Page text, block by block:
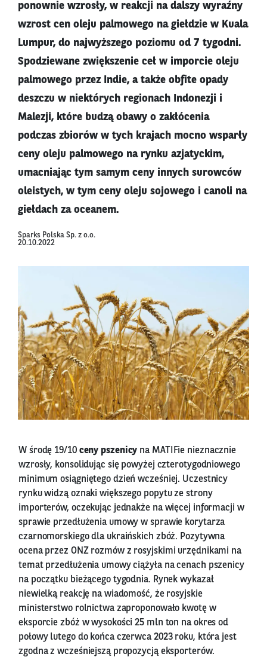
ponownie wzrosły, w reakcji na dalszy wyraźny
wzrost cen oleju palmowego na giełdzie w Kuala
Lumpur, do najwyższego poziomu od 7 tygodni.
Spodziewane zwiększenie ceł w imporcie oleju
palmowego przez Indie, a także obfite opady
deszczu w niektórych regionach Indonezji i
Malezji, które budzą obawy o zakłócenia
podczas zbiorów w tych krajach mocno wsparły
ceny oleju palmowego na rynku azjatyckim,
umacniając tym samym ceny innych surowców
oleistych, w tym ceny oleju sojowego i canoli na
giełdach za oceanem.
Sparks Polska Sp. z o.o.
20.10.2022
W środę 19/10 ceny pszenicy na MATIFie nieznacznie
wzrosły, konsolidując się powyżej czterotygodniowego
minimum osiągniętego dzień wcześniej. Uczestnicy
rynku widzą oznaki większego popytu ze strony
importerów, oczekując jednakże na więcej informacji w
sprawie przedłużenia umowy w sprawie korytarza
czarnomorskiego dla ukraińskich zbóż. Pozytywna
ocena przez ONZ rozmów z rosyjskimi urzędnikami na
temat przedłużenia umowy ciążyła na cenach pszenicy
na początku bieżącego tygodnia. Rynek wykazał
niewielką reakcję na wiadomość, że rosyjskie
ministerstwo rolnictwa zaproponowało kwotę w
eksporcie zbóż w wysokości 25 mln ton na okres od
połowy lutego do końca czerwca 2023 roku, która jest
zgodna z wcześniejszą propozycją eksporterów.